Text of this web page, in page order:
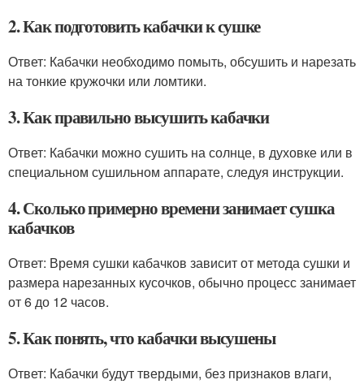
2. Как подготовить кабачки к сушке
Ответ: Кабачки необходимо помыть, обсушить и нарезать
на тонкие кружочки или ломтики.
3. Как правильно высушить кабачки
Ответ: Кабачки можно сушить на солнце, в духовке или в
специальном сушильном аппарате, следуя инструкции.
4. Сколько примерно времени занимает сушка
кабачков
Ответ: Время сушки кабачков зависит от метода сушки и
размера нарезанных кусочков, обычно процесс занимает
от 6 до 12 часов.
5. Как понять, что кабачки высушены
Ответ: Кабачки будут твердыми, без признаков влаги,